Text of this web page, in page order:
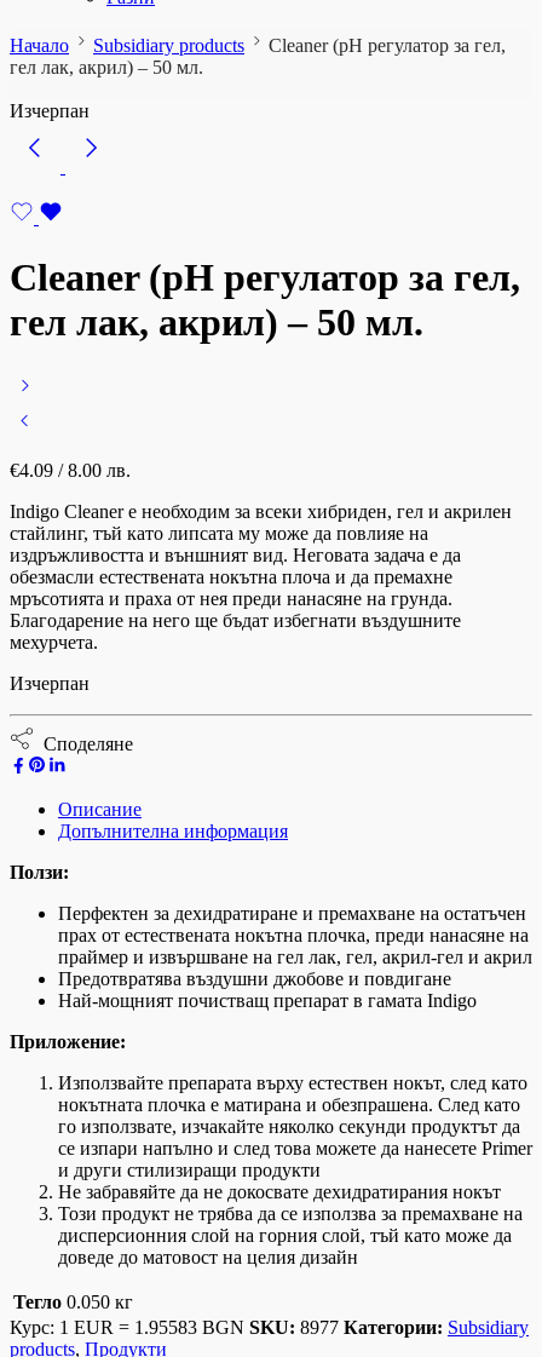
Начало Subsidiary products
Cleaner (pH регулатор за гел,
гел лак, акрил) – 50 мл.
Изчерпан
Cleaner (pH регулатор за гел,
гел лак, акрил) – 50 мл.
€4.09 / 8.00 лв.
Indigo Cleaner е необходим за всеки хибриден, гел и акрилен
стайлинг, тъй като липсата му може да повлияе на
издръжливостта и външният вид. Неговата задача е да
обезмасли естествената нокътна плоча и да премахне
мръсотията и праха от нея преди нанасяне на грунда.
Благодарение на него ще бъдат избегнати въздушните
мехурчета.
Изчерпан
Споделяне
Описание
Допълнителна информация
Ползи:
Перфектен за дехидратиране и премахване на остатъчен
прах от естествената нокътна плочка, преди нанасяне на
праймер и извършване на гел лак, гел, акрил-гел и акрил
Предотвратява въздушни джобове и повдигане
Най-мощният почистващ препарат в гамата Indigo
Приложение:
Използвайте препарата върху естествен нокът, след като
нокътната плочка е матирана и обезпрашена. След като
го използвате, изчакайте няколко секунди продуктът да
се изпари напълно и след това можете да нанесете Primer
и други стилизиращи продукти
Не забравяйте да не докосвате дехидратирания нокът
Този продукт не трябва да се използва за премахване на
дисперсионния слой на горния слой, тъй като може да
доведе до матовост на целия дизайн
Тегло 0.050 кг
Курс: 1 EUR = 1.95583 BGN SKU: 8977 Категории: Subsidiary
products, Продукти